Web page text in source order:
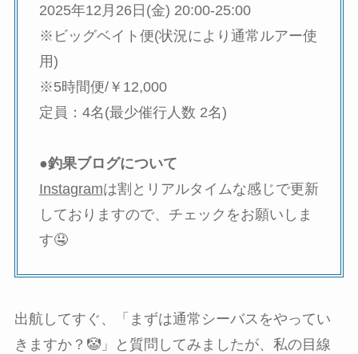
2025年12月26日(金) 20:00-25:00
※ビッグベイト便(状況により通常ルアー使
用)
※5時間便/￥12,000
定員：4名(最少催行人数 2名)
●釣果ブログについて
Instagramは割とリアルタイムな感じで更新
しておりますので、チェックをお願いしま
す🤤
出航してすぐ、「まずは通常シーバスをやってい
きますか？🤡」と質問してみましたが、私の目線